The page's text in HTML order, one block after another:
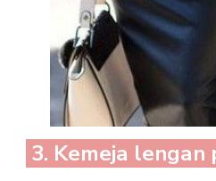
3. Kemeja lengan